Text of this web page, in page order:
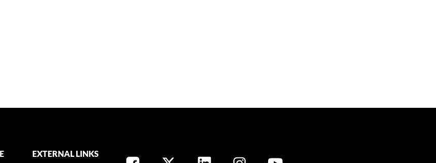
EXTERNAL LINKS